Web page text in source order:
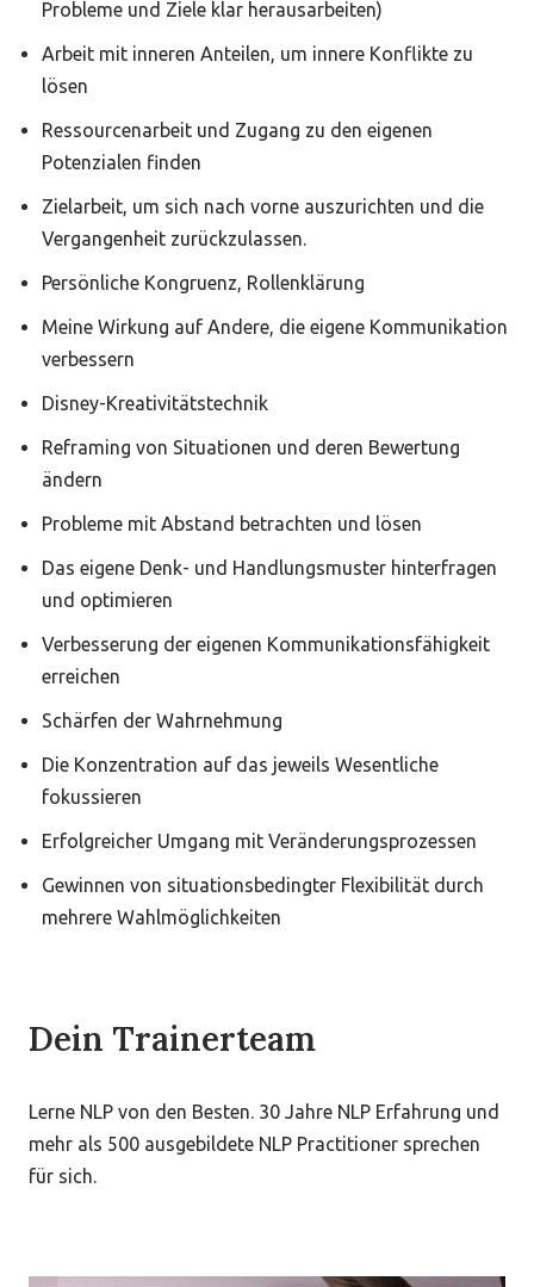
Probleme und Ziele klar herausarbeiten)
Arbeit mit inneren Anteilen, um innere Konflikte zu
lösen
Ressourcenarbeit und Zugang zu den eigenen
Potenzialen finden
Zielarbeit, um sich nach vorne auszurichten und die
Vergangenheit zurückzulassen.
Persönliche Kongruenz, Rollenklärung
Meine Wirkung auf Andere, die eigene Kommunikation
verbessern
Disney-Kreativitätstechnik
Reframing von Situationen und deren Bewertung
ändern
Probleme mit Abstand betrachten und lösen
Das eigene Denk- und Handlungsmuster hinterfragen
und optimieren
Verbesserung der eigenen Kommunikationsfähigkeit
erreichen
Schärfen der Wahrnehmung
Die Konzentration auf das jeweils Wesentliche
fokussieren
Erfolgreicher Umgang mit Veränderungsprozessen
Gewinnen von situationsbedingter Flexibilität durch
mehrere Wahlmöglichkeiten
Dein Trainerteam
Lerne NLP von den Besten. 30 Jahre NLP Erfahrung und
mehr als 500 ausgebildete NLP Practitioner sprechen
für sich.